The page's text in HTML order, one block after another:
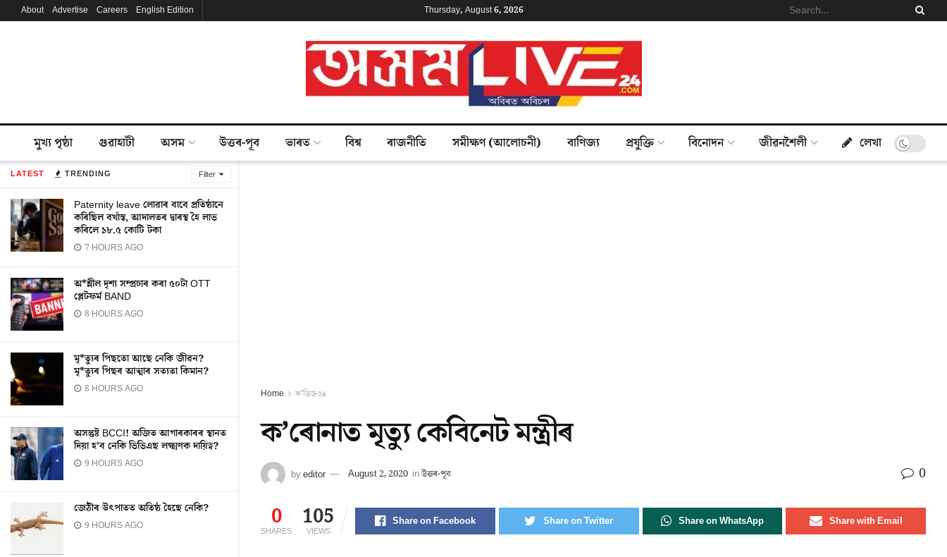
LATEST TRENDING Filter
Paternity leave লোৱাৰ বাবে প্ৰতিষ্ঠানে
কৰিছিল বৰ্খাস্ত, আদালতৰ দ্বাৰস্থ হৈ লাভ
কৰিলে ১৮.৫ কোটি টকা
7 HOURS AGO
অ*শ্লীল দৃশ্য সম্প্ৰচাৰ কৰা ৫০টা OTT
প্লেটফৰ্ম BAND
8 HOURS AGO
মৃ*ত্যুৰ পিছতো আছে নেকি জীৱন?
মৃ*ত্যুৰ পিছৰ আত্মাৰ সত্যতা কিমান?
8 HOURS AGO
অসন্তুষ্ট BCCI! অজিত আগাৰকাৰৰ স্থানত
দিয়া হ’ব নেকি ভিভিএছ লক্ষ্মণক দায়িত্ব?
9 HOURS AGO
জেঠীৰ উৎপাতত অতিষ্ঠ হৈছে নেকি?
9 HOURS AGO
About Advertise Careers English Edition Thursday, August 6, 2026
মুখ্য পৃষ্ঠা গুৱাহাটী অসম উত্তৰ-পূব ভাৰত বিশ্ব ৰাজনীতি সমীক্ষণ (আলোচনী) বাণিজ্য প্ৰযুক্তি বিনোদন জীৱনশৈলী লেখা
Home ক'ভিড-১৯
ক’ৰোনাত মৃত্যু কেবিনেট মন্ত্ৰীৰ
byeditor August 2, 2020 inউত্তৰ-পূব 0
0
SHARES
105
VIEWS
Share on Facebook Share on Twitter Share on WhatsApp Share with Email